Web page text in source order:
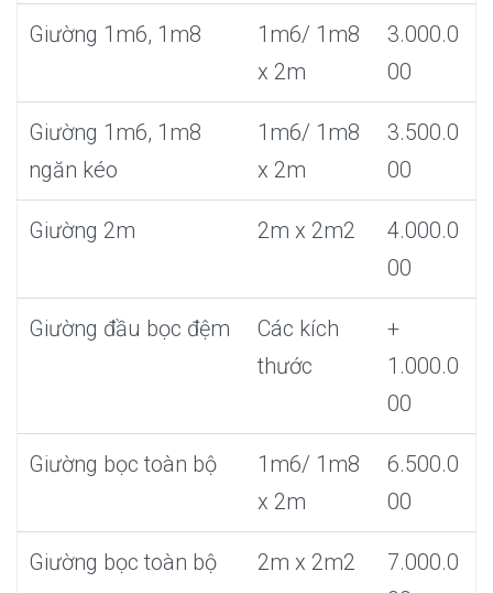
Giường 1m6, 1m8
1m6/ 1m8
x 2m
3.000.0
00
Giường 1m6, 1m8
ngăn kéo
1m6/ 1m8
x 2m
3.500.0
00
Giường 2m 2m x 2m2
4.000.0
00
Giường đầu bọc đệm
Các kích
thước
+
1.000.0
00
Giường bọc toàn bộ
1m6/ 1m8
x 2m
6.500.0
00
Giường bọc toàn bộ 2m x 2m2
7.000.0